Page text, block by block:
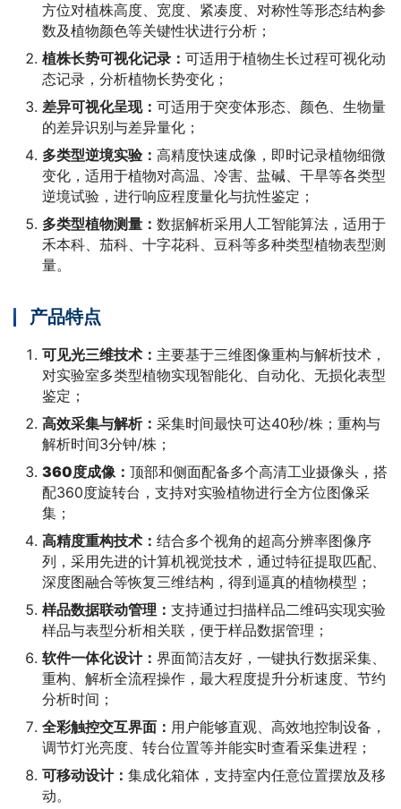
方位对植株高度、宽度、紧凑度、对称性等形态结构参
数及植物颜色等关键性状进行分析；
植株长势可视化记录： 可适用于植物生长过程可视化动
态记录，分析植物长势变化；
差异可视化呈现： 可适用于突变体形态、颜色、生物量
的差异识别与差异量化；
多类型逆境实验： 高精度快速成像，即时记录植物细微
变化，适用于植物对高温、冷害、盐碱、干旱等各类型
逆境试验，进行响应程度量化与抗性鉴定；
多类型植物测量： 数据解析采用人工智能算法，适用于
禾本科、茄科、十字花科、豆科等多种类型植物表型测
量。
产品特点
可见光三维技术： 主要基于三维图像重构与解析技术，
对实验室多类型植物实现智能化、自动化、无损化表型
鉴定；
高效采集与解析： 采集时间最快可达40秒/株；重构与
解析时间3分钟/株；
360度成像： 顶部和侧面配备多个高清工业摄像头，搭
配360度旋转台，支持对实验植物进行全方位图像采
集；
高精度重构技术： 结合多个视角的超高分辨率图像序
列，采用先进的计算机视觉技术，通过特征提取匹配、
深度图融合等恢复三维结构，得到逼真的植物模型；
样品数据联动管理： 支持通过扫描样品二维码实现实验
样品与表型分析相关联，便于样品数据管理；
软件一体化设计： 界面简洁友好，一键执行数据采集、
重构、解析全流程操作，最大程度提升分析速度、节约
分析时间；
全彩触控交互界面： 用户能够直观、高效地控制设备，
调节灯光亮度、转台位置等并能实时查看采集进程；
可移动设计： 集成化箱体，支持室内任意位置摆放及移
动。